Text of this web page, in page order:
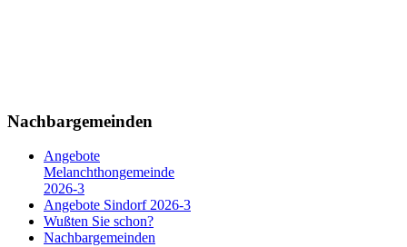
Nachbargemeinden
Angebote
Melanchthongemeinde
2026-3
Angebote Sindorf 2026-3
Wußten Sie schon?
Nachbargemeinden